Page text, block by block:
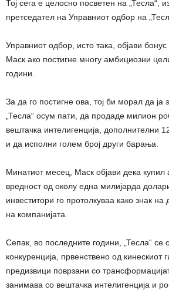
Тој сега е целосно посветен на „Тесла“,
претседател на Управниот одбор на
Управниот одбор, исто така, објави
Маск ако постигне многу амбициозни
години.
За да го постигне ова, тој би морал да ја
„Тесла“ осум пати, да продаде милион
вештачка интелигенција, дополнителни
и да исполни голем број други барања.
Минатиот месец, Маск објави дека купил
вредност од околу една милијарда
инвеститори го протолкуваа како знак
на компанијата.
Сепак, во последните години, „Тесла“ се
конкуренција, првенствено од кинескиот
предизвици поврзани со
занимава со вештачка интелигенција и